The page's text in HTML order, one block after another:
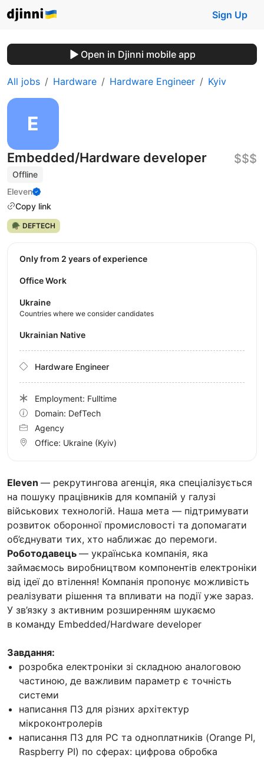
Sign Up
Open in Djinni mobile app
All jobs Hardware Hardware Engineer Kyiv
Embedded/Hardware developer
Offline
Eleven
Copy link
$$$
🪖 DEFTECH
Eleven — рекрутингова агенція, яка спеціалізується
на пошуку працівників для компаній у галузі
військових технологій. Наша мета — підтримувати
розвиток оборонної промисловості та допомагати
об’єднувати тих, хто наближає до перемоги.
Роботодавець — українська компанія, яка
займаємось виробництвом компонентів електроніки
від ідеї до втілення! Компанія пропонує можливість
реалізувати рішення та впливати на події уже зараз.
У зв’язку з активним розширенням шукаємо
в команду Embedded/Hardware developer
Завдання:
розробка електроніки зі складною аналоговою
частиною, де важливим параметр є точність
системи
написання ПЗ для різних архітектур
мікроконтролерів
написання ПЗ для PC та одноплатників (Orange PI,
Raspberry PI) по сферах: цифрова обробка
Only from 2 years of experience
Office Work
Ukraine
Countries where we consider candidates
Ukrainian Native
Hardware Engineer
Employment: Fulltime
Domain: DefTech
Agency
Office: Ukraine (Kyiv)